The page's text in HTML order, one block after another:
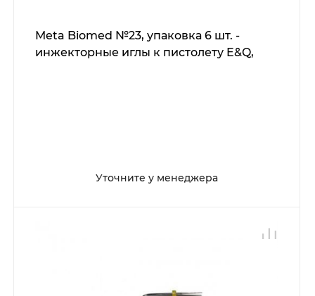
Meta Biomed №23, упаковка 6 шт. -
инжекторные иглы к пистолету E&Q,
Уточните у менеджера